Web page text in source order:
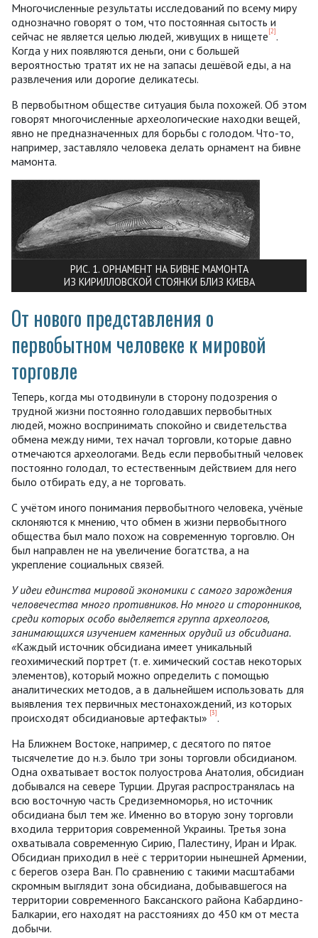
Многочисленные результаты исследований по всему миру
однозначно говорят о том, что постоянная сытость и
сейчас не является целью людей, живущих в нищете[2].
Когда у них появляются деньги, они с большей
вероятностью тратят их не на запасы дешёвой еды, а на
развлечения или дорогие деликатесы.
В первобытном обществе ситуация была похожей. Об этом
говорят многочисленные археологические находки вещей,
явно не предназначенных для борьбы с голодом. Что-то,
например, заставляло человека делать орнамент на бивне
мамонта.
РИС. 1. ОРНАМЕНТ НА БИВНЕ МАМОНТА
ИЗ КИРИЛЛОВСКОЙ СТОЯНКИ БЛИЗ КИЕВА
От нового представления о
первобытном человеке к мировой
торговле
Теперь, когда мы отодвинули в сторону подозрения о
трудной жизни постоянно голодавших первобытных
людей, можно воспринимать спокойно и свидетельства
обмена между ними, тех начал торговли, которые давно
отмечаются археологами. Ведь если первобытный человек
постоянно голодал, то естественным действием для него
было отбирать еду, а не торговать.
С учётом иного понимания первобытного человека, учёные
склоняются к мнению, что обмен в жизни первобытного
общества был мало похож на современную торговлю. Он
был направлен не на увеличение богатства, а на
укрепление социальных связей.
У идеи единства мировой экономики с самого зарождения
человечества много противников. Но много и сторонников,
среди которых особо выделяется группа археологов,
занимающихся изучением каменных орудий из обсидиана.
«Каждый источник обсидиана имеет уникальный
геохимический портрет (т. е. химический состав некоторых
элементов), который можно определить с помощью
аналитических методов, а в дальнейшем использовать для
выявления тех первичных местонахождений, из которых
происходят обсидиановые артефакты» [3].
На Ближнем Востоке, например, с десятого по пятое
тысячелетие до н.э. было три зоны торговли обсидианом.
Одна охватывает восток полуострова Анатолия, обсидиан
добывался на севере Турции. Другая распространялась на
всю восточную часть Средиземноморья, но источник
обсидиана был тем же. Именно во вторую зону торговли
входила территория современной Украины. Третья зона
охватывала современную Сирию, Палестину, Иран и Ирак.
Обсидиан приходил в неё с территории нынешней Армении,
с берегов озера Ван. По сравнению с такими масштабами
скромным выглядит зона обсидиана, добывавшегося на
территории современного Баксанского района Кабардино-
Балкарии, его находят на расстояниях до 450 км от места
добычи.